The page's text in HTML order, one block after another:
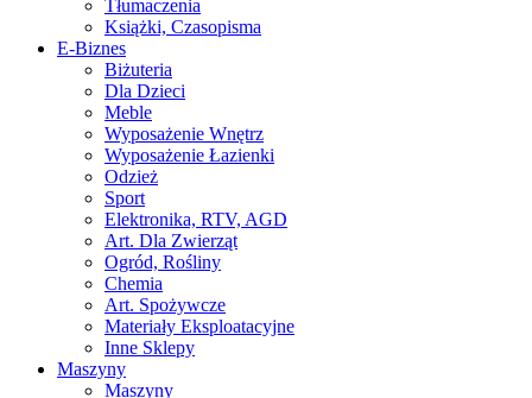
Tłumaczenia
Książki, Czasopisma
E-Biznes
Biżuteria
Dla Dzieci
Meble
Wyposażenie Wnętrz
Wyposażenie Łazienki
Odzież
Sport
Elektronika, RTV, AGD
Art. Dla Zwierząt
Ogród, Rośliny
Chemia
Art. Spożywcze
Materiały Eksploatacyjne
Inne Sklepy
Maszyny
Maszyny